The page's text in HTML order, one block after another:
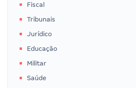
Fiscal
Tribunais
Jurídico
Educação
Militar
Saúde